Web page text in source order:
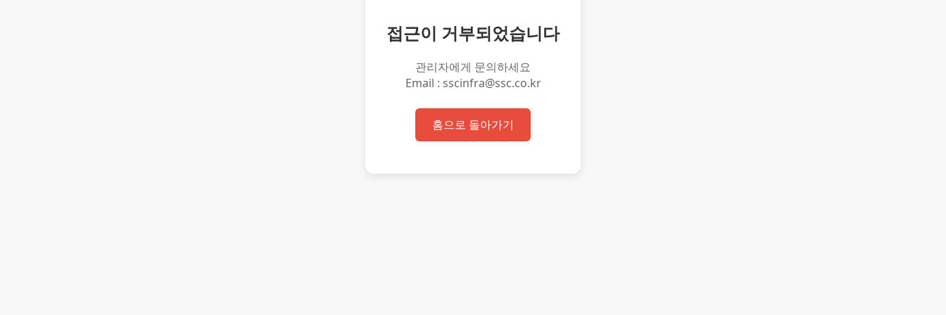
접근이 거부되었습니다
관리자에게 문의하세요
Email : sscinfra@ssc.co.kr
홈으로 돌아가기